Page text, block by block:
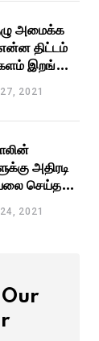
அமைக்க
என்ன திட்டம்
இறங்கும்
யார்?
2021
அதிரடி
செய்தது
2021